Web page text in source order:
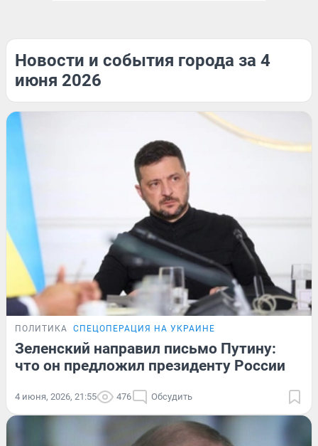
Новости и события города за 4
июня 2026
ПОЛИТИКА СПЕЦОПЕРАЦИЯ НА УКРАИНЕ
Зеленский направил письмо Путину:
что он предложил президенту России
4 июня, 2026, 21:55 476 Обсудить